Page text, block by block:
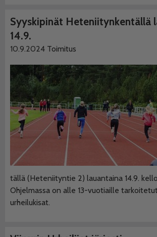
Syyskipinät Heteniitynkentällä
14.9.
10.9.2024 Toimitus
tällä (Heteniityntie 2) lauantaina 14.9. kello
Ohjelmassa on alle 13-vuotiaille
urheilukisat.